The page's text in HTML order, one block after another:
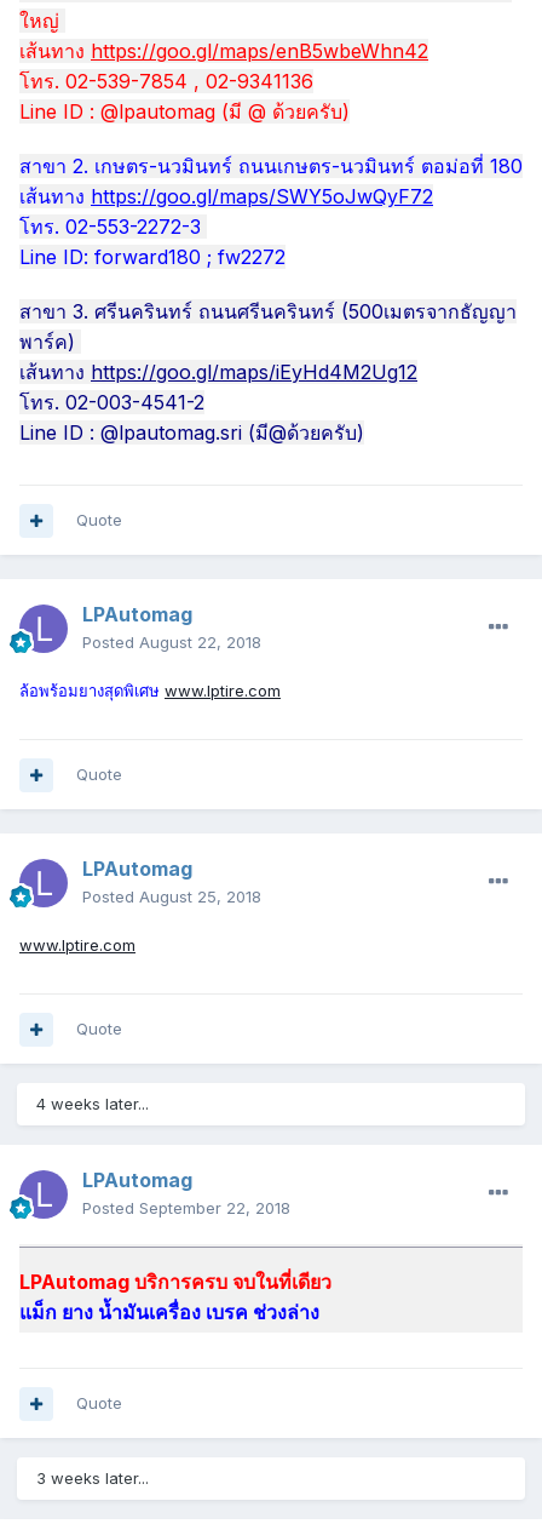
ใหญ่
เส้นทาง https://goo.gl/maps/enB5wbeWhn42
โทร. 02-539-7854 , 02-9341136
Line ID : @lpautomag (มี @ ด้วยครับ)
สาขา 2. เกษตร-นวมินทร์ ถนนเกษตร-นวมินทร์ ตอม่อที่ 180
เส้นทาง https://goo.gl/maps/SWY5oJwQyF72
โทร. 02-553-2272-3
Line ID: forward180 ; fw2272
สาขา 3. ศรีนครินทร์ ถนนศรีนครินทร์ (500เมตรจากธัญญา
พาร์ค)
เส้นทาง https://goo.gl/maps/iEyHd4M2Ug12
โทร. 02-003-4541-2
Line ID : @lpautomag.sri (มี@ด้วยครับ)
Quote
LPAutomag
Posted August 22, 2018
ล้อพร้อมยางสุดพิเศษ www.lptire.com
Quote
LPAutomag
Posted August 25, 2018
www.lptire.com
Quote
4 weeks later...
LPAutomag
Posted September 22, 2018
LPAutomag บริการครบ จบในที่เดียว
แม็ก ยาง น้ำมันเครื่อง เบรค ช่วงล่าง
Quote
3 weeks later...